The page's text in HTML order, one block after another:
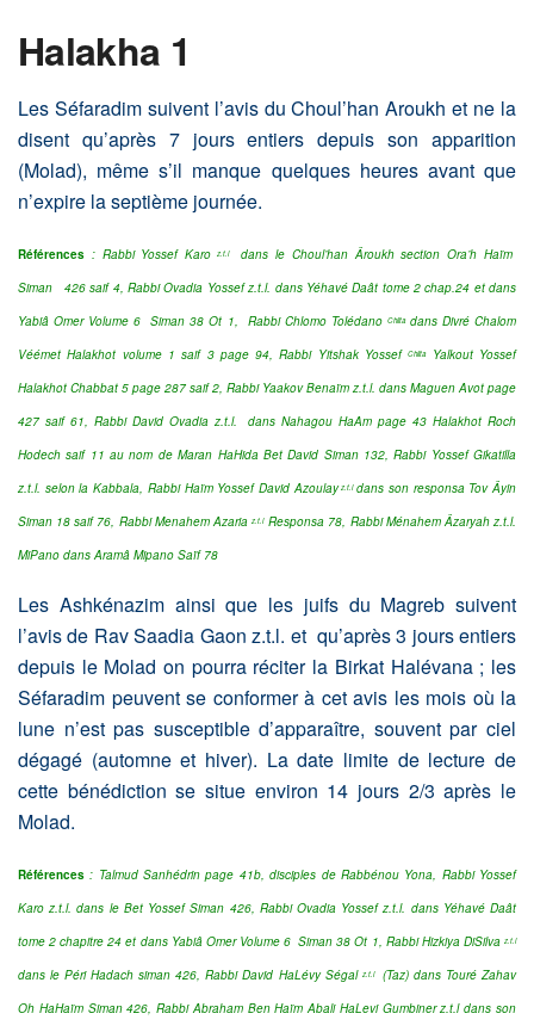
Halakha 1
Les Séfaradim suivent l’avis du Choul’han Aroukh et ne la
disent qu’après 7 jours entiers depuis son apparition
(Molad), même s’il manque quelques heures avant que
n’expire la septième journée.
Références : Rabbi Yossef Karo z.t.l
dans le Choul’han Âroukh section Ora’h Haïm
Siman426 saif 4, Rabbi Ovadia Yossef z.t.l. dans Yéhavé Daât tome 2 chap.24 et dans
Yabiâ Omer Volume 6 Siman 38 Ot 1, Rabbi Chlomo Tolédano Chlitadans Divré Chalom
Véémet Halakhot volume 1 saif 3 page 94, Rabbi Yitshak YossefChlitaYalkout Yossef
Halakhot Chabbat 5 page 287 saif 2, Rabbi Yaakov Benaïm z.t.l. dans Maguen Avot page
427 saif 61, Rabbi David Ovadia z.t.l. dans Nahagou HaAm page 43 Halakhot Roch
Hodech saif 11 au nom de Maran HaHida Bet David Siman 132, Rabbi Yossef Gikatilla
z.t.l. selon la Kabbala, Rabbi Haïm Yossef David Azoulayz.t.ldans son responsa Tov Âyin
Siman 18 saif 76, Rabbi Menahem Azaria z.t.l Responsa 78, Rabbi Ménahem Âzaryah z.t.l.
MiPano dans Aramâ Mipano Saïf 78
Les Ashkénazim ainsi que les juifs du Magreb suivent
l’avis de Rav Saadia Gaon z.t.l. et qu’après 3 jours entiers
depuis le Molad on pourra réciter la Birkat Halévana ; les
Séfaradim peuvent se conformer à cet avis les mois où la
lune n’est pas susceptible d’apparaître, souvent par ciel
dégagé (automne et hiver). La date limite de lecture de
cette bénédiction se situe environ 14 jours 2/3 après le
Molad.
Références : Talmud Sanhédrin page 41b, disciples de Rabbénou Yona, Rabbi Yossef
Karo z.t.l. dans le Bet Yossef Siman 426, Rabbi Ovadia Yossef z.t.l. dans Yéhavé Daât
tome 2 chapitre 24 et dans Yabiâ Omer Volume 6 Siman 38 Ot 1, Rabbi Hizkiya DiSilva z.t.l
dans le Péri Hadach siman 426, Rabbi David HaLévy Ségal z.t.l
(Taz) dans Touré Zahav
Oh HaHaïm Siman 426, Rabbi Abraham Ben Haïm Abali HaLevi Gumbiner z.t.l dans son